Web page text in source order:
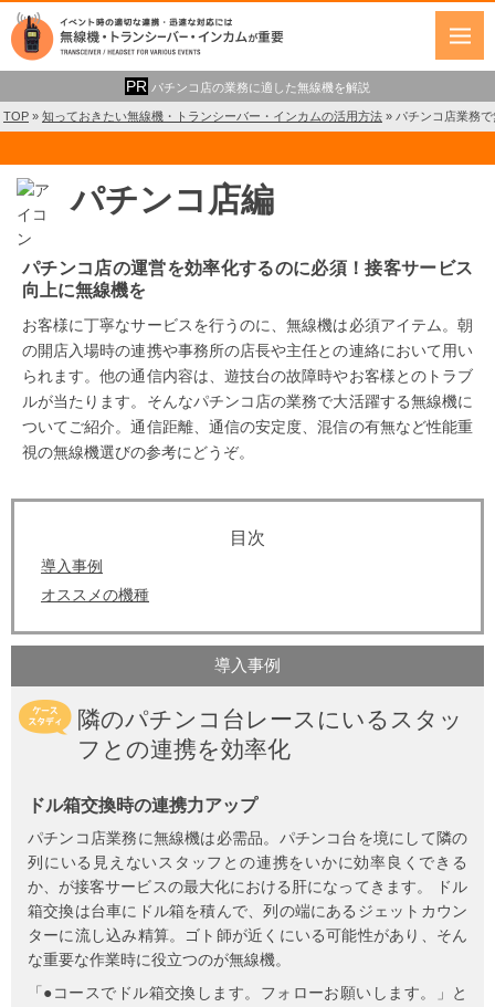
パチンコ店の業務に適した無線機を解説
TOP » 知っておきたい無線機・トランシーバー・インカムの活用方法 » パチンコ店業務
パチンコ店編
パチンコ店の運営を効率化するのに必須！接客サービス
向上に無線機を
お客様に丁寧なサービスを行うのに、無線機は必須アイテム。朝
の開店入場時の連携や事務所の店長や主任との連絡において用い
られます。他の通信内容は、遊技台の故障時やお客様とのトラブ
ルが当たります。そんなパチンコ店の業務で大活躍する無線機に
ついてご紹介。通信距離、通信の安定度、混信の有無など性能重
視の無線機選びの参考にどうぞ。
導入事例
オススメの機種
導入事例
隣のパチンコ台レースにいるスタッ
フとの連携を効率化
ドル箱交換時の連携力アップ
パチンコ店業務に無線機は必需品。パチンコ台を境にして隣の
列にいる見えないスタッフとの連携をいかに効率良くできる
か、が接客サービスの最大化における肝になってきます。 ドル
箱交換は台車にドル箱を積んで、列の端にあるジェットカウン
ターに流し込み精算。ゴト師が近くにいる可能性があり、そん
な重要な作業時に役立つのが無線機。
「●コースでドル箱交換します。フォローお願いします。」と